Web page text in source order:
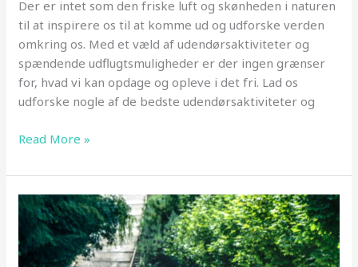
Der er intet som den friske luft og skønheden i naturen
til at inspirere os til at komme ud og udforske verden
omkring os. Med et væld af udendørsaktiviteter og
spændende udflugtsmuligheder er der ingen grænser
for, hvad vi kan opdage og opleve i det fri. Lad os
udforske nogle af de bedste udendørsaktiviteter og
Lev
Oplev
verden
gennem
udflugter
og
Read More »